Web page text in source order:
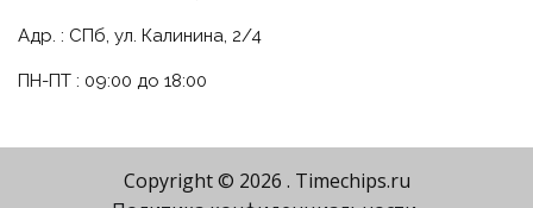
Адр. : СПб, ул. Калинина, 2/4
ПН-ПТ : 09:00 до 18:00
Copyright © 2026 . Timechips.ru